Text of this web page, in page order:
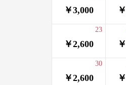
￥3,000
￥2,600
23
￥2,600
30